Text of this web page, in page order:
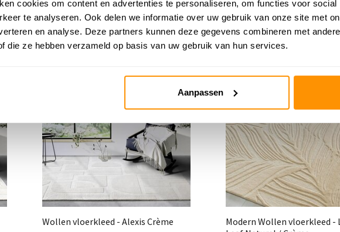
cookies om content en advertenties te personaliseren, om functies voor
te analyseren. Ook delen we informatie over uw gebruik van onze site met
en analyse. Deze partners kunnen deze gegevens combineren met
die ze hebben verzameld op basis van uw gebruik van hun services.
Aanpassen
Wollen vloerkleed - Alexis Crème
Modern Wollen vloerkleed -